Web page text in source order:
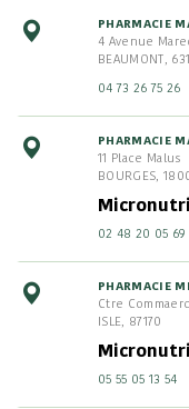
PHARMACIE
4 Avenue
BEAUMONT,
04 73 26 75 26
PHARMACIE
11 Place Malus
BOURGES,
02 48 20 05 69
PHARMACIE
Ctre
ISLE, 87170
05 55 05 13 54